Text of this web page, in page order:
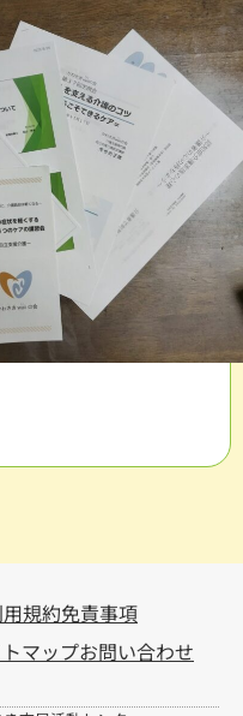
規約免責事項
マップお問い合わせ